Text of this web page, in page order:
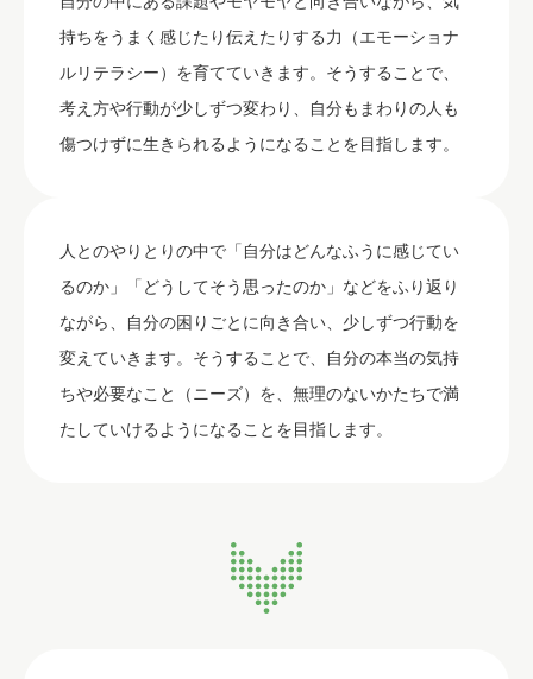
持ちをうまく感じたり伝えたりする力（エモーショナ
ルリテラシー）を育てていきます。そうすることで、
考え方や行動が少しずつ変わり、自分もまわりの人も
傷つけずに生きられるようになることを目指します。
人とのやりとりの中で「自分はどんなふうに感じてい
るのか」「どうしてそう思ったのか」などをふり返り
ながら、自分の困りごとに向き合い、少しずつ行動を
変えていきます。そうすることで、自分の本当の気持
ちや必要なこと（ニーズ）を、無理のないかたちで満
たしていけるようになることを目指します。